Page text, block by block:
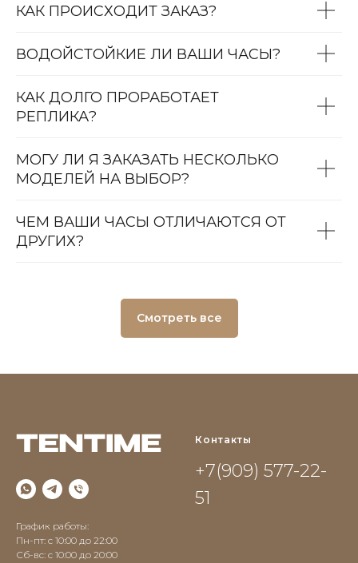
КАК ПРОИСХОДИТ ЗАКАЗ?
ВОДОЙСТОЙКИЕ ЛИ ВАШИ ЧАСЫ?
КАК ДОЛГО ПРОРАБОТАЕТ
РЕПЛИКА?
МОГУ ЛИ Я ЗАКАЗАТЬ НЕСКОЛЬКО
МОДЕЛЕЙ НА ВЫБОР?
ЧЕМ ВАШИ ЧАСЫ ОТЛИЧАЮТСЯ ОТ
ДРУГИХ?
Смотреть все
График работы:
Пн-пт: с 10:00 до 22:00
Сб-вс: c 10:00 до 20:00
Контакты
+7(909) 577-22-
51